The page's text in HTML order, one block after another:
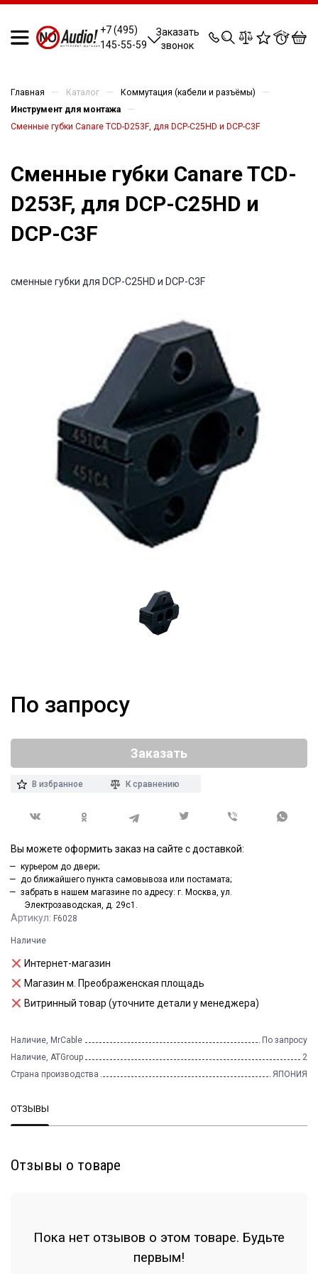
+7 (495)
145-55-59
Заказать
звонок
0 0 0 0
Главная — Каталог — Коммутация (кабели и разъёмы) —
Инструмент для монтажа —
Сменные губки Canare TCD-D253F, для DCP-C25HD и DCP-C3F
Сменные губки Canare TCD-
D253F, для DCP-C25HD и
DCP-C3F
сменные губки для DCP-C25HD и DCP-C3F
Артикул: F6028
Наличие
Интернет-магазин
Магазин м. Преображенская площадь
Витринный товар (уточните детали у менеджера)
Наличие, MrCable
По запросу
Наличие, ATGroup
2
Страна производства
ЯПОНИЯ
По запросу
Заказать
В избранное К сравнению
Вы можете оформить заказ на сайте с доставкой:
курьером до двери;
до ближайшего пункта самовывоза или постамата;
забрать в нашем магазине по адресу: г. Москва, ул.
Электрозаводская, д. 29с1.
ОТЗЫВЫ
Отзывы о товаре
Пока нет отзывов о этом товаре. Будьте
первым!